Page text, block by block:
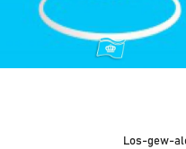
Los-gew-